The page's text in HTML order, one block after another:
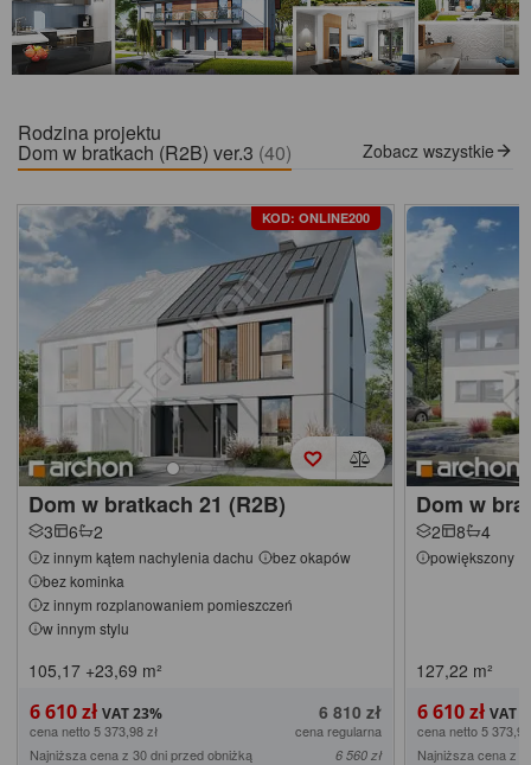
Rodzina projektu
Dom w bratkach (R2B) ver.3 (40) Zobacz wszystkie
KOD: ONLINE200
Dom w bratkach 21 (R2B)
3 6 2
z innym kątem nachylenia dachu
bez okapów
bez kominka
z innym rozplanowaniem pomieszczeń
w innym stylu
105,17 +23,69 m²
6 610 zł 6 810 zł
cena netto 5 373,98 zł
cena regularna
Najniższa cena z 30 dni przed obniżką
6 560 zł
Dom w
2 8 4
powiększony
127,22 m²
6 610 zł
cena netto 5
Najniższa cena z